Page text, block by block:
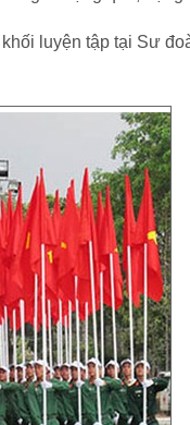
luyện tập tại Sư